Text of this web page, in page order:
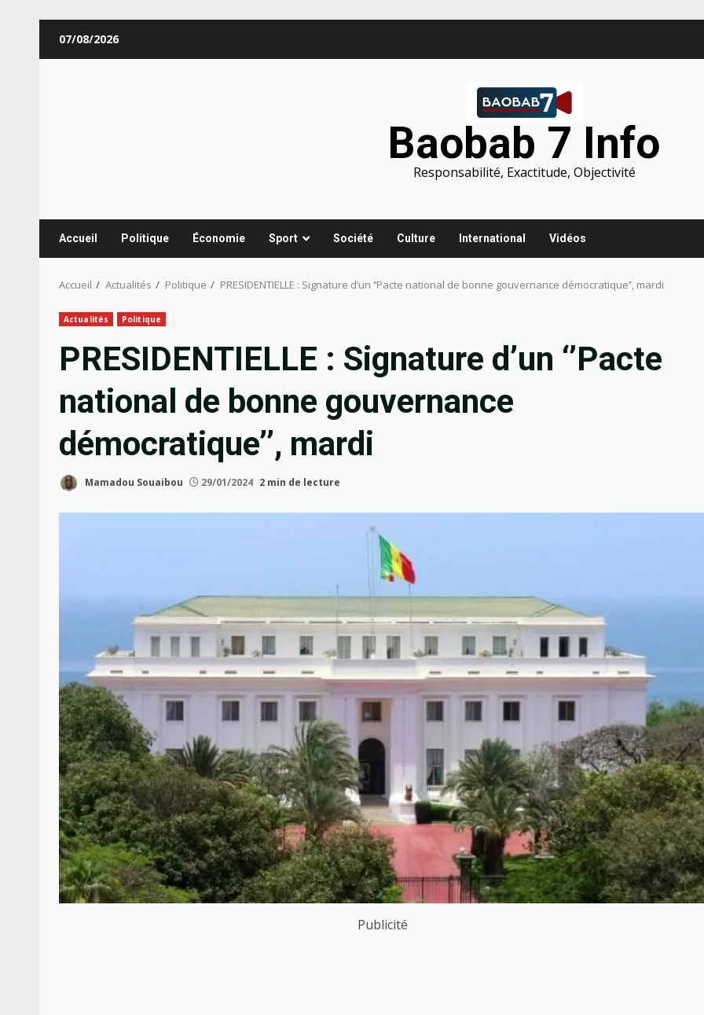
07/08/2026
Baobab 7 Info
Responsabilité, Exactitude, Objectivité
Accueil Politique Économie Sport Société Culture International Vidéos
Accueil Actualités Politique PRESIDENTIELLE : Signature d’un ‘’Pacte national de bonne gouvernance démocratique’’, mardi
Actualités Politique
PRESIDENTIELLE : Signature d’un ‘’Pacte
national de bonne gouvernance
démocratique’’, mardi
Mamadou Souaibou 29/01/2024 2 min de lecture
Publicité